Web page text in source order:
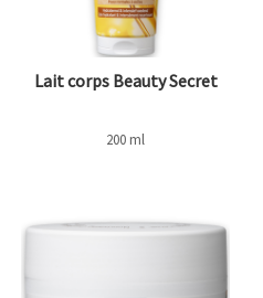
Lait corps Beauty Secret
200 ml